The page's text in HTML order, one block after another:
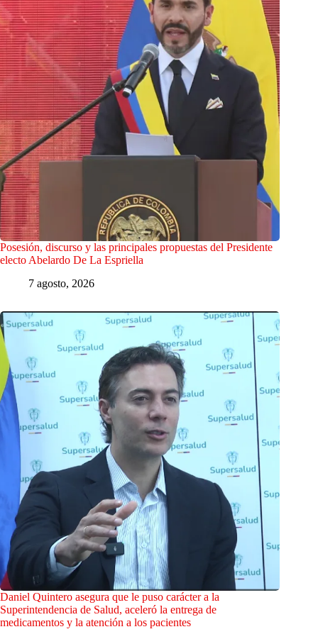
Posesión, discurso y las principales propuestas del Presidente
electo Abelardo De La Espriella
7 agosto, 2026
Daniel Quintero asegura que le puso carácter a la
Superintendencia de Salud, aceleró la entrega de
medicamentos y la atención a los pacientes